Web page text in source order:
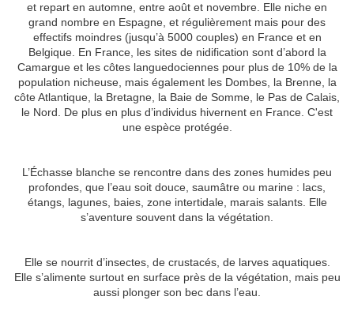
et repart en automne, entre août et novembre. Elle niche en
grand nombre en Espagne, et régulièrement mais pour des
effectifs moindres (jusqu’à 5000 couples) en France et en
Belgique. En France, les sites de nidification sont d’abord la
Camargue et les côtes languedociennes pour plus de 10% de la
population nicheuse, mais également les Dombes, la Brenne, la
côte Atlantique, la Bretagne, la Baie de Somme, le Pas de Calais,
le Nord. De plus en plus d’individus hivernent en France. C'est
une espèce protégée.
L’Échasse blanche se rencontre dans des zones humides peu
profondes, que l’eau soit douce, saumâtre ou marine : lacs,
étangs, lagunes, baies, zone intertidale, marais salants. Elle
s’aventure souvent dans la végétation.
Elle se nourrit d’insectes, de crustacés, de larves aquatiques.
Elle s’alimente surtout en surface près de la végétation, mais peu
aussi plonger son bec dans l’eau.